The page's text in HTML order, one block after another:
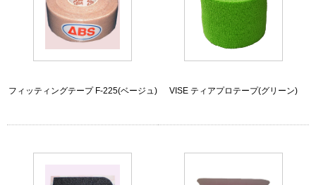
フィッティングテープ F-225(ベージュ) VISE ティアプロテープ(グリーン)